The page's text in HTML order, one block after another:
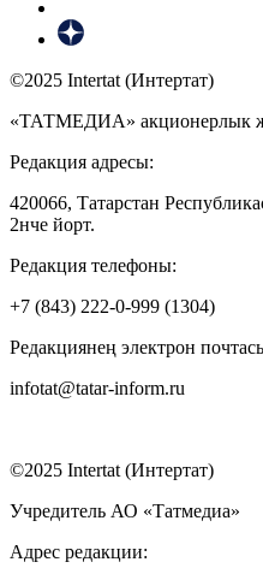
©2025 Intertat (Интертат)
«ТАТМЕДИА» акционерлык
Редакция адресы:
420066, Татарстан
2нче йорт.
Редакция телефоны:
+7 (843) 222-0-999 (1304)
Редакциянең электрон
infotat@tatar-inform.ru
©2025 Intertat (Интертат)
Учредитель АО «Татмедиа»
Адрес редакции: